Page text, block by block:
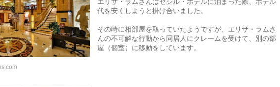
エリサ・ラムさんはセシル・ホテルに泊まった際、ホテル
代を安くしようと掛け合いました。
その時に相部屋を取っていたようですが、エリサ・ラムさ
んの不可解な行動から同居人にクレームを受けて、別の部
屋（個室）に移動をしています。